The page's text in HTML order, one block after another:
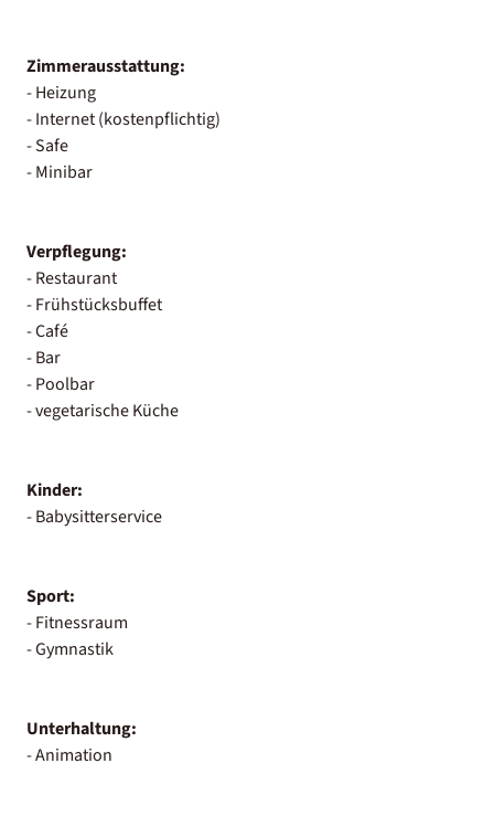
Zimmerausstattung:
- Heizung
- Internet (kostenpflichtig)
- Safe
- Minibar
Verpflegung:
- Restaurant
- Frühstücksbuffet
- Café
- Bar
- Poolbar
- vegetarische Küche
Kinder:
- Babysitterservice
Sport:
- Fitnessraum
- Gymnastik
Unterhaltung:
- Animation